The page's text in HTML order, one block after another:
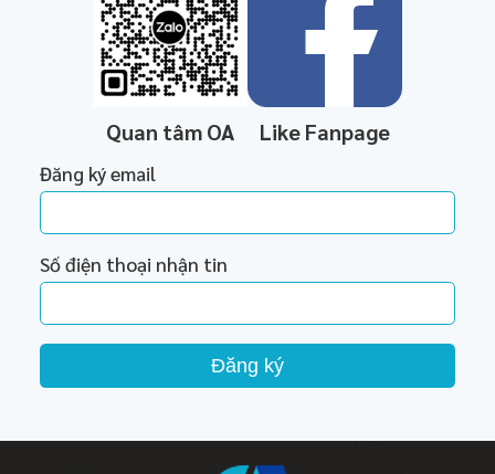
Quan tâm OA Like Fanpage
Đăng ký email
Số điện thoại nhận tin
Đăng ký